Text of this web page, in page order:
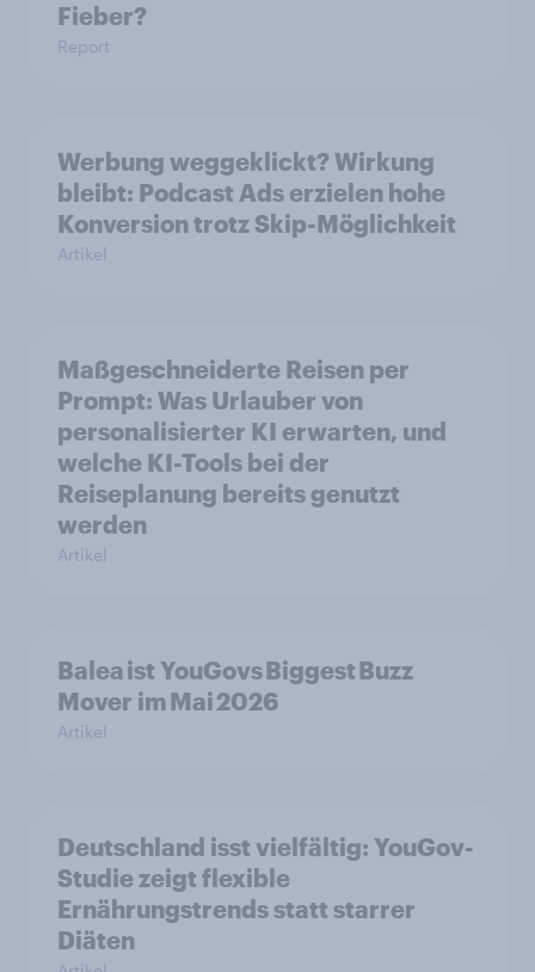
Fieber?​
Report
Werbung weggeklickt? Wirkung
bleibt: Podcast Ads erzielen hohe
Konversion trotz Skip-Möglichkeit
Artikel
Maßgeschneiderte Reisen per
Prompt: Was Urlauber von
personalisierter KI erwarten, und
welche KI-Tools bei der
Reiseplanung bereits genutzt
werden
Artikel
Balea ist YouGovs Biggest Buzz
Mover im Mai 2026
Artikel
Deutschland isst vielfältig: YouGov-
Studie zeigt flexible
Ernährungstrends statt starrer
Diäten